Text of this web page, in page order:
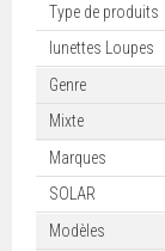
Type de produits
lunettes Loupes
Genre
Mixte
Marques
SOLAR
Modèles